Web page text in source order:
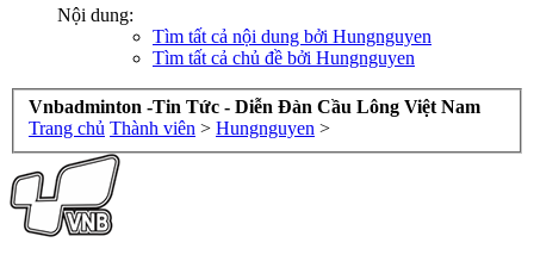
Nội dung:
Tìm tất cả nội dung bởi Hungnguyen
Tìm tất cả chủ đề bởi Hungnguyen
Vnbadminton -Tin Tức - Diễn Đàn Cầu Lông Việt Nam
Trang chủ Thành viên > Hungnguyen >